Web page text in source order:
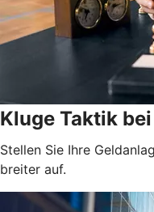
Kluge Taktik
Stellen Sie Ihre
breiter auf.